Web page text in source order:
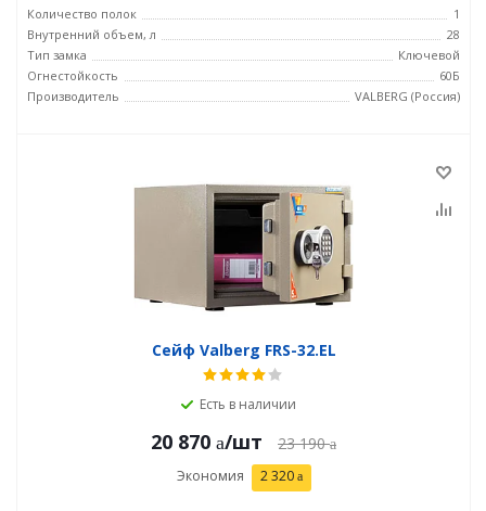
Количество полок
1
Внутренний объем, л
28
Тип замка
Ключевой
Огнестойкость
60Б
Производитель
VALBERG (Россия)
Сейф Valberg FRS-32.EL
Есть в наличии
20 870 /шт 23 190
Экономия 2 320